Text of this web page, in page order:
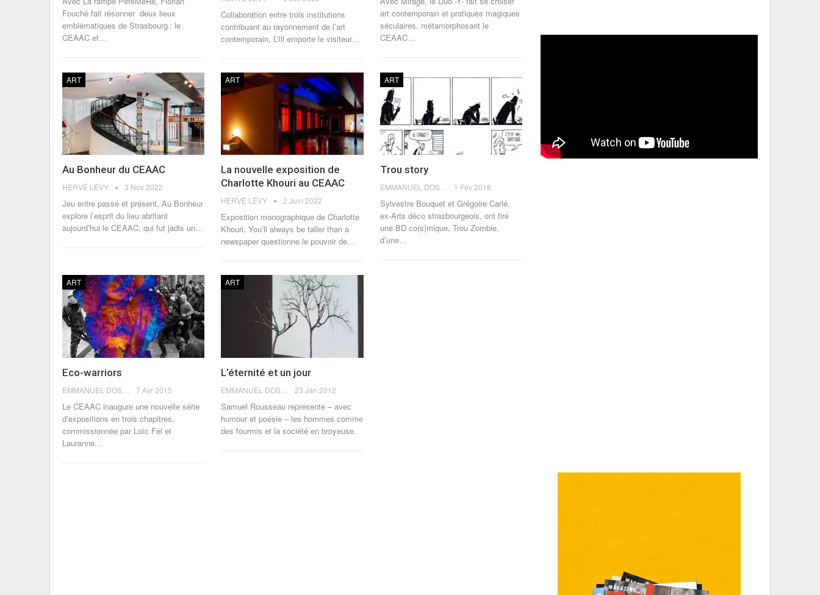
Fouché fait résonner deux lieux
emblématiques de Strasbourg : le
CEAAC et…
Collaboration entre trois institutions
contribuant au rayonnement de l’art
contemporain, L’Ill emporte le visiteur…
art contemporain et pratiques magiques
séculaires, métamorphosant le
CEAAC…
ART
Au Bonheur du CEAAC
HERVÉ LÉVY 3 Nov 2022
Jeu entre passé et présent, Au Bonheur
explore l’esprit du lieu abritant
aujourd’hui le CEAAC, qui fut jadis un…
ART
La nouvelle exposition de
Charlotte Khouri au CEAAC
HERVÉ LÉVY 2 Juin 2022
Exposition monographique de Charlotte
Khouri, You’ll always be taller than a
newspaper questionne le pouvoir de…
ART
Trou story
EMMANUEL DOSDA 1 Fév 2018
Sylvestre Bouquet et Grégoire Carlé,
ex-Arts déco strasbourgeois, ont tiré
une BD co(s)mique, Trou Zombie,
d’une…
ART
Eco-warriors
7 Avr 2015
Le CEAAC inaugure une nouvelle série
d’expositions en trois chapitres,
commissionnée par Loïc Fel et
Lauranne…
ART
L’éternité et un jour
23 Jan 2012
Samuel Rousseau représente – avec
humour et poésie – les hommes comme
des fourmis et la société en broyeuse.